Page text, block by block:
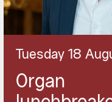
Tuesday 18
Organ